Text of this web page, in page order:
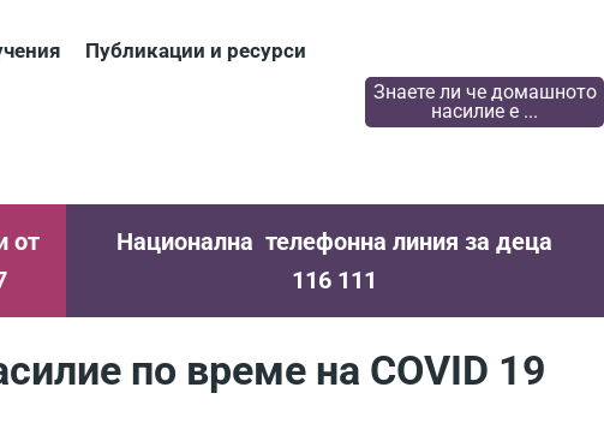
Публикации и ресурси
Знаете ли че домашното
насилие е ...
от
Национална телефонна линия за деца
116 111
по време на COVID 19